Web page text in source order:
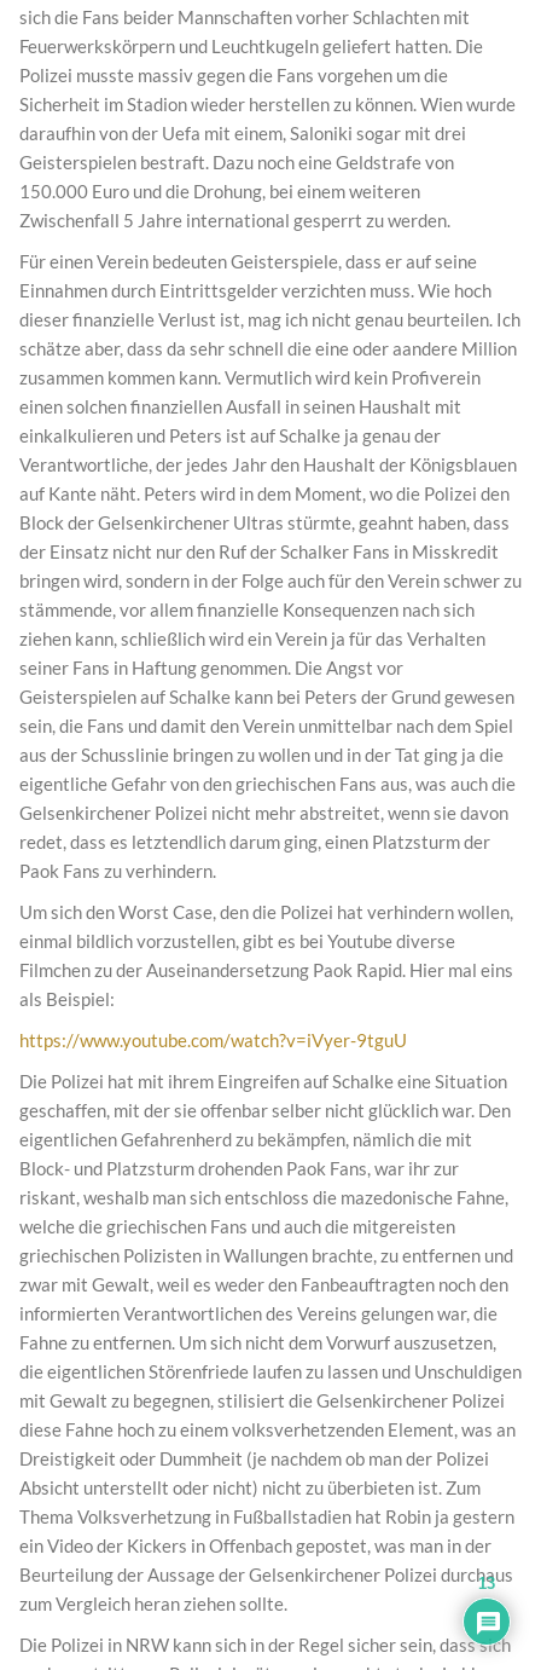
sich die Fans beider Mannschaften vorher Schlachten mit
Feuerwerkskörpern und Leuchtkugeln geliefert hatten. Die
Polizei musste massiv gegen die Fans vorgehen um die
Sicherheit im Stadion wieder herstellen zu können. Wien wurde
daraufhin von der Uefa mit einem, Saloniki sogar mit drei
Geisterspielen bestraft. Dazu noch eine Geldstrafe von
150.000 Euro und die Drohung, bei einem weiteren
Zwischenfall 5 Jahre international gesperrt zu werden.
Für einen Verein bedeuten Geisterspiele, dass er auf seine
Einnahmen durch Eintrittsgelder verzichten muss. Wie hoch
dieser finanzielle Verlust ist, mag ich nicht genau beurteilen. Ich
schätze aber, dass da sehr schnell die eine oder aandere Million
zusammen kommen kann. Vermutlich wird kein Profiverein
einen solchen finanziellen Ausfall in seinen Haushalt mit
einkalkulieren und Peters ist auf Schalke ja genau der
Verantwortliche, der jedes Jahr den Haushalt der Königsblauen
auf Kante näht. Peters wird in dem Moment, wo die Polizei den
Block der Gelsenkirchener Ultras stürmte, geahnt haben, dass
der Einsatz nicht nur den Ruf der Schalker Fans in Misskredit
bringen wird, sondern in der Folge auch für den Verein schwer zu
stämmende, vor allem finanzielle Konsequenzen nach sich
ziehen kann, schließlich wird ein Verein ja für das Verhalten
seiner Fans in Haftung genommen. Die Angst vor
Geisterspielen auf Schalke kann bei Peters der Grund gewesen
sein, die Fans und damit den Verein unmittelbar nach dem Spiel
aus der Schusslinie bringen zu wollen und in der Tat ging ja die
eigentliche Gefahr von den griechischen Fans aus, was auch die
Gelsenkirchener Polizei nicht mehr abstreitet, wenn sie davon
redet, dass es letztendlich darum ging, einen Platzsturm der
Paok Fans zu verhindern.
Um sich den Worst Case, den die Polizei hat verhindern wollen,
einmal bildlich vorzustellen, gibt es bei Youtube diverse
Filmchen zu der Auseinandersetzung Paok Rapid. Hier mal eins
als Beispiel:
https://www.youtube.com/watch?v=iVyer-9tguU
Die Polizei hat mit ihrem Eingreifen auf Schalke eine Situation
geschaffen, mit der sie offenbar selber nicht glücklich war. Den
eigentlichen Gefahrenherd zu bekämpfen, nämlich die mit
Block- und Platzsturm drohenden Paok Fans, war ihr zur
riskant, weshalb man sich entschloss die mazedonische Fahne,
welche die griechischen Fans und auch die mitgereisten
griechischen Polizisten in Wallungen brachte, zu entfernen und
zwar mit Gewalt, weil es weder den Fanbeauftragten noch den
informierten Verantwortlichen des Vereins gelungen war, die
Fahne zu entfernen. Um sich nicht dem Vorwurf auszusetzen,
die eigentlichen Störenfriede laufen zu lassen und Unschuldigen
mit Gewalt zu begegnen, stilisiert die Gelsenkirchener Polizei
diese Fahne hoch zu einem volksverhetzenden Element, was an
Dreistigkeit oder Dummheit (je nachdem ob man der Polizei
Absicht unterstellt oder nicht) nicht zu überbieten ist. Zum
Thema Volksverhetzung in Fußballstadien hat Robin ja gestern
ein Video der Kickers in Offenbach gepostet, was man in der
Beurteilung der Aussage der Gelsenkirchener Polizei durchaus
zum Vergleich heran ziehen sollte.
Die Polizei in NRW kann sich in der Regel sicher sein, dass sich
13